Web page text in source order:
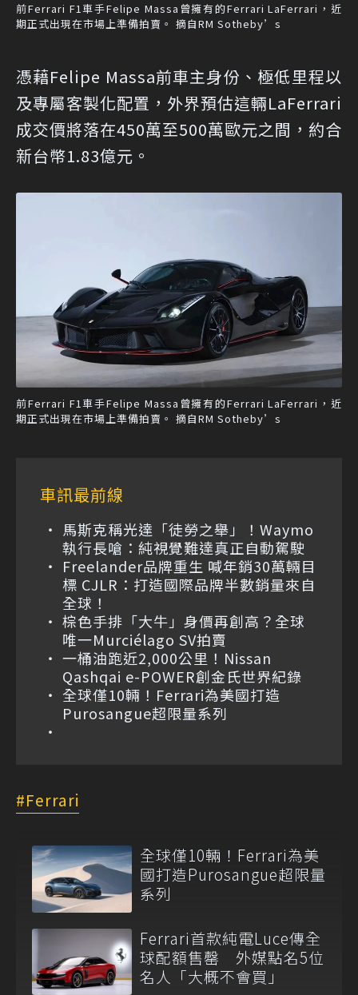
前Ferrari F1車手Felipe Massa曾擁有的Ferrari LaFerrari，近
期正式出現在市場上準備拍賣。 摘自RM Sotheby’s
憑藉Felipe Massa前車主身份、極低里程以
及專屬客製化配置，外界預估這輛LaFerrari
成交價將落在450萬至500萬歐元之間，約合
新台幣1.83億元。
前Ferrari F1車手Felipe Massa曾擁有的Ferrari LaFerrari，近
期正式出現在市場上準備拍賣。 摘自RM Sotheby’s
車訊最前線
馬斯克稱光達「徒勞之舉」！Waymo
執行長嗆：純視覺難達真正自動駕駛
Freelander品牌重生 喊年銷30萬輛目
標 CJLR：打造國際品牌半數銷量來自
全球！
棕色手排「大牛」身價再創高？全球
唯一Murciélago SV拍賣
一桶油跑近2,000公里！Nissan
Qashqai e-POWER創金氏世界紀錄
全球僅10輛！Ferrari為美國打造
Purosangue超限量系列
Ferrari
全球僅10輛！Ferrari為美
國打造Purosangue超限量
系列
Ferrari首款純電Luce傳全
球配額售罄 外媒點名5位
名人「大概不會買」